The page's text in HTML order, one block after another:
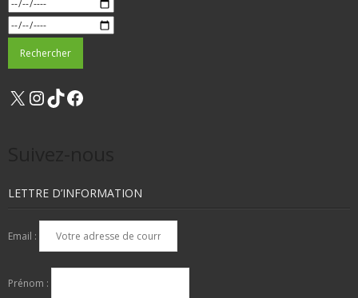
X Instagram
TikTok
LETTRE D’INFORMATION
Email :
Prénom :